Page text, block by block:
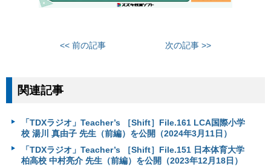
<< 前の記事 次の記事 >>
関連記事
「TDXラジオ」Teacher’s ［Shift］File.161 LCA国際小学
校 湯川 真由子 先生（前編）を公開（2024年3月11日）
「TDXラジオ」Teacher’s ［Shift］File.151 日本体育大学
柏高校 中村亮介 先生（前編）を公開（2023年12月18日）